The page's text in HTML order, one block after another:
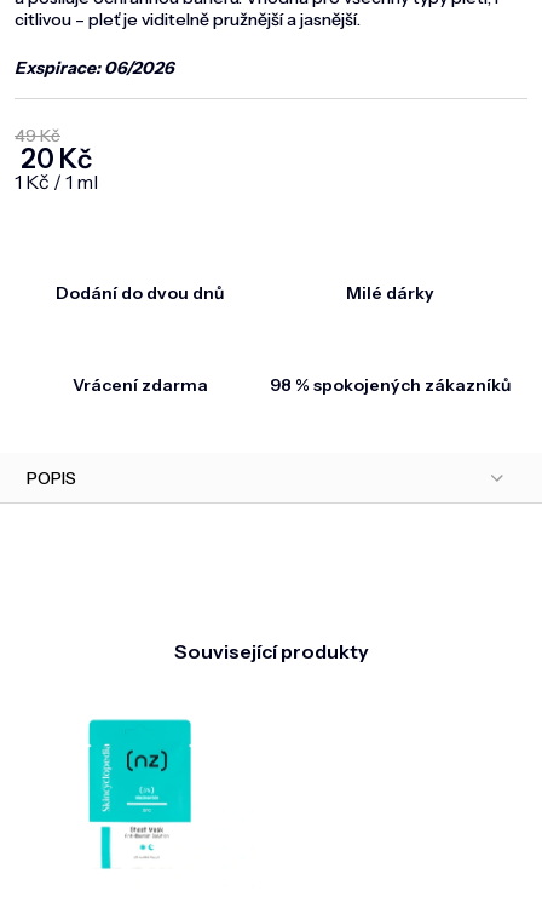
citlivou – pleť je viditelně pružnější a jasnější.
Exspirace: 06/2026
49 Kč
20 Kč
Měrná cena:
1 Kč / 1 ml
Dodání do dvou dnů Milé dárky
Vrácení zdarma 98 % spokojených zákazníků
POPIS
Související produkty